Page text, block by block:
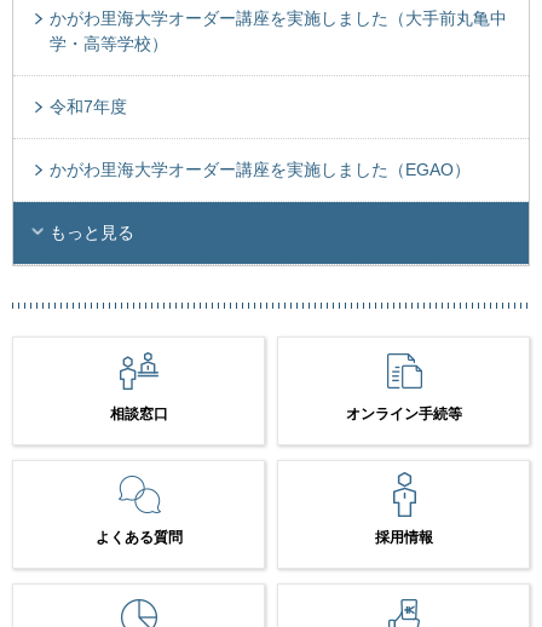
かがわ里海大学オーダー講座を実施しました（大手前丸亀中
学・高等学校）
令和7年度
かがわ里海大学オーダー講座を実施しました（EGAO）
もっと見る
相談窓口 オンライン手続等
よくある質問 採用情報